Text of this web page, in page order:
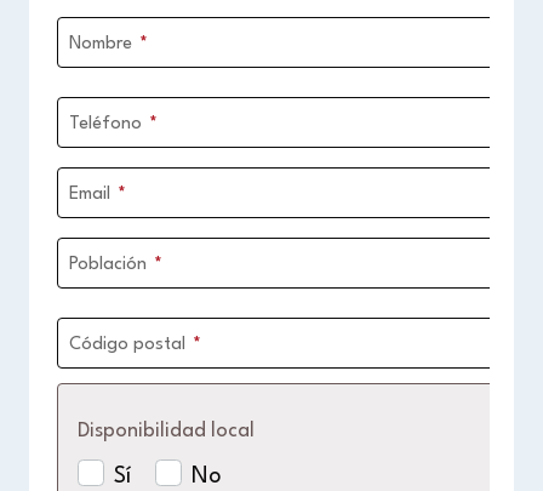
Nombre *
Teléfono *
Email *
Población *
Código postal *
Disponibilidad local
Sí No